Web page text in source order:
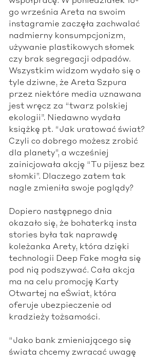
go września Areta na swoim
instagramie zaczęła zachwalać
nadmierny konsumpcjonizm,
używanie plastikowych słomek
czy brak segregacji odpadów.
Wszystkim widzom wydało się o
tyle dziwne, że Areta Szpura
przez niektóre media uznawana
jest wręcz za “twarz polskiej
ekologii”. Niedawno wydała
książkę pt. “Jak uratować świat?
Czyli co dobrego możesz zrobić
dla planety”, a wcześniej
zainicjowała akcję “Tu pijesz bez
słomki”. Dlaczego zatem tak
nagle zmieniła swoje poglądy?
Dopiero następnego dnia
okazało się, że bohaterką insta
stories była tak naprawdę
koleżanka Arety, która dzięki
technologii Deep Fake mogła się
pod nią podszywać. Cała akcja
ma na celu promocję Karty
Otwartej na eŚwiat, która
oferuje ubezpieczenie od
kradzieży tożsamości.
“Jako bank zmieniającego się
świata chcemy zwracać uwagę